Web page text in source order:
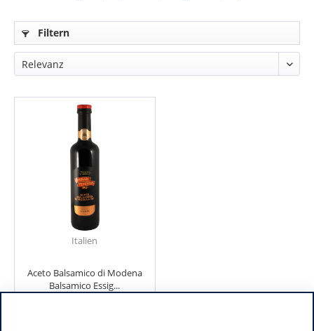
Filtern
Italien
Aceto Balsamico di Modena
Balsamico Essig...